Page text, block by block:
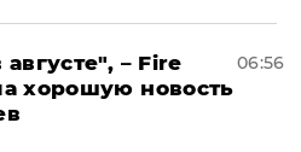
– Fire
хорошую новость
06:56